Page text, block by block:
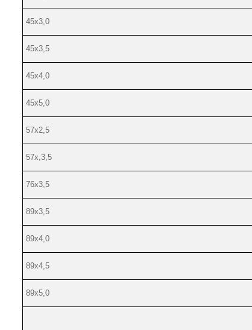
45х3,0
45х3,5
45х4,0
45х5,0
57х2,5
57х,3,5
76х3,5
89х3,5
89х4,0
89х4,5
89х5,0